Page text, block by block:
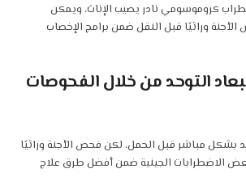
كروموسومي نادر يصيب الإناث، ويمكن
وراثيًا قبل النقل ضمن برامج الإخصاب
التوحد من خلال الفحوصات
مباشر قبل الحمل، لكن فحص الأجنة وراثيًا
الاضطرابات الجينية ضمن أفضل طرق علاج